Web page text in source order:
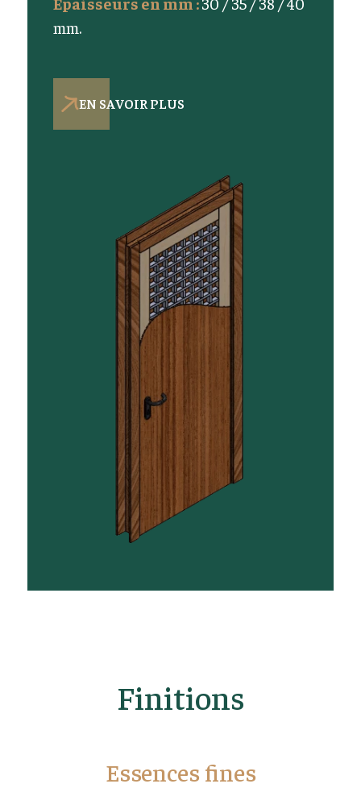
mm.
EN SAVOIR PLUS
Finitions
Essences fines